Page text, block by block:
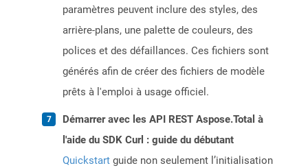
paramètres peuvent inclure des styles, des
arrière-plans, une palette de couleurs, des
polices et des défaillances. Ces fichiers sont
générés afin de créer des fichiers de modèle
prêts à l'emploi à usage officiel.
Démarrer avec les API REST Aspose.Total à
l'aide du SDK Curl : guide du débutant
Quickstart guide non seulement l’initialisation